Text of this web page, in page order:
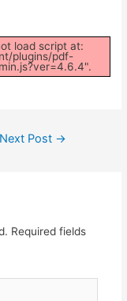
load script at:
plugins/pdf-
Next Post →
Required fields